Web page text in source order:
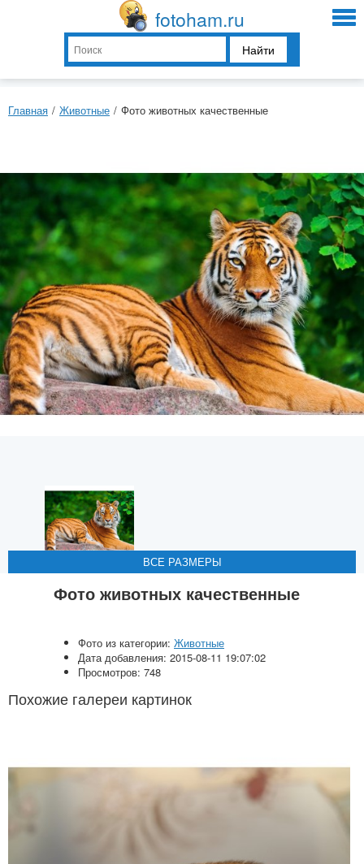
fotoham.ru
Найти
Главная / Животные / Фото животных качественные
ВСЕ РАЗМЕРЫ
ВСЕ РАЗМЕРЫ
ВСЕ РАЗМЕРЫ
ВСЕ РАЗМЕРЫ
ВСЕ РАЗМЕРЫ
Фото животных качественные
Фото из категории: Животные
Дата добавления: 2015-08-11 19:07:02
Просмотров: 748
Похожие галереи картинок